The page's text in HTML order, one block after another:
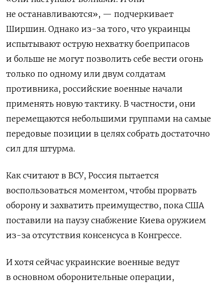
не останавливаются», — подчеркивает
Ширшин. Однако из-за того, что украинцы
испытывают острую нехватку боеприпасов
и больше не могут позволить себе вести огонь
только по одному или двум солдатам
противника, российские военные начали
применять новую тактику. В частности, они
перемещаются небольшими группами на самые
передовые позиции в целях собрать достаточно
сил для штурма.
Как считают в ВСУ, Россия пытается
воспользоваться моментом, чтобы прорвать
оборону и захватить преимущество, пока США
поставили на паузу снабжение Киева оружием
из-за отсутствия консенсуса в Конгрессе.
И хотя сейчас украинские военные ведут
в основном оборонительные операции,